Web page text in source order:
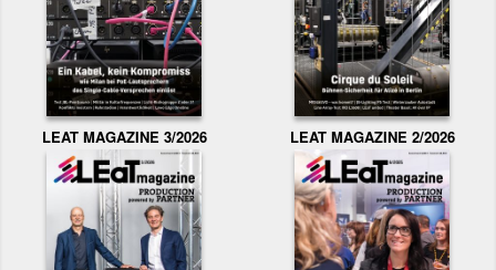
LEAT MAGAZINE 3/2026 LEAT MAGAZINE 2/2026